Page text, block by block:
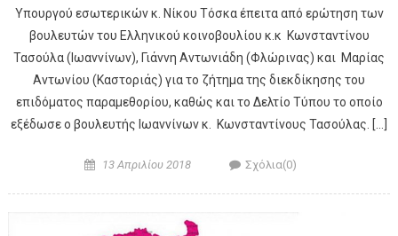
Υπουργού εσωτερικών κ. Νίκου Τόσκα έπειτα από ερώτηση των
βουλευτών του Ελληνικού κοινοβουλίου κ.κ Κωνσταντίνου
Τασούλα (Ιωαννίνων), Γιάννη Αντωνιάδη (Φλώρινας) και Μαρίας
Αντωνίου (Καστοριάς) για το ζήτημα της διεκδίκησης του
επιδόματος παραμεθορίου, καθώς και το Δελτίο Τύπου το οποίο
εξέδωσε ο βουλευτής Ιωαννίνων κ. Κωνσταντίνους Τασούλας. […]
Posted on
13 Απριλίου 2018 Author Σχόλια(0)